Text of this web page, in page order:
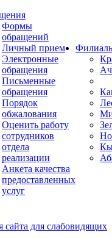
Формы
обращений
Личный прием
Электронные
обращения
Письменные
обращения
Порядок
обжалования
Оценить работу
сотрудников
отдела
реализации
Анкета качества
предоставленных
услуг
сайта для слабовидящих